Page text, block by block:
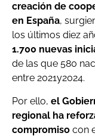
creación de
en España,
los últimos diez
1.700 nuevas
de las que 580
entre 2021y2024.
Por ello, el
regional ha
compromiso con